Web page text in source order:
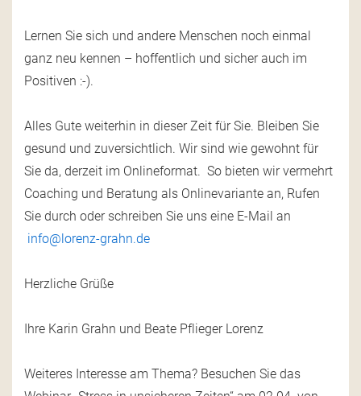
Lernen Sie sich und andere Menschen noch einmal
ganz neu kennen – hoffentlich und sicher auch im
Positiven :-).
Alles Gute weiterhin in dieser Zeit für Sie. Bleiben Sie
gesund und zuversichtlich. Wir sind wie gewohnt für
Sie da, derzeit im Onlineformat. So bieten wir vermehrt
Coaching und Beratung als Onlinevariante an, Rufen
Sie durch oder schreiben Sie uns eine E-Mail an
info@lorenz-grahn.de
Herzliche Grüße
Ihre Karin Grahn und Beate Pflieger Lorenz
Weiteres Interesse am Thema? Besuchen Sie das